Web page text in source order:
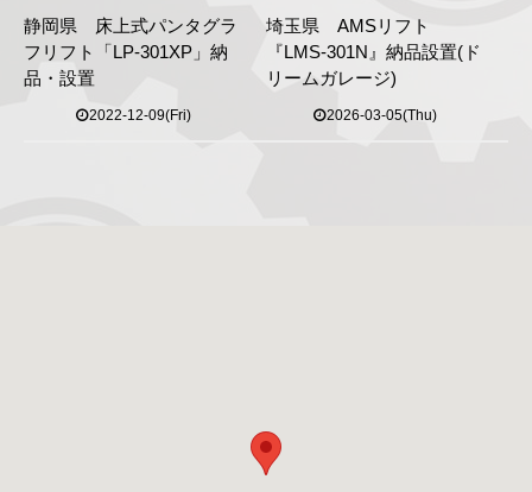
静岡県 床上式パンタグラ
フリフト「LP-301XP」納
品・設置
2022-12-09(Fri)
埼玉県 AMSリフト
『LMS-301N』納品設置(ド
リームガレージ)
2026-03-05(Thu)